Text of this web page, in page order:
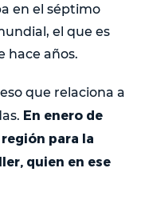
en el séptimo
el que es
hace años.
que relaciona a
En enero de
para la
quien en ese